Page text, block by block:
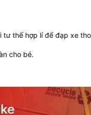
thế hợp lí để đạp xe
cho bé.